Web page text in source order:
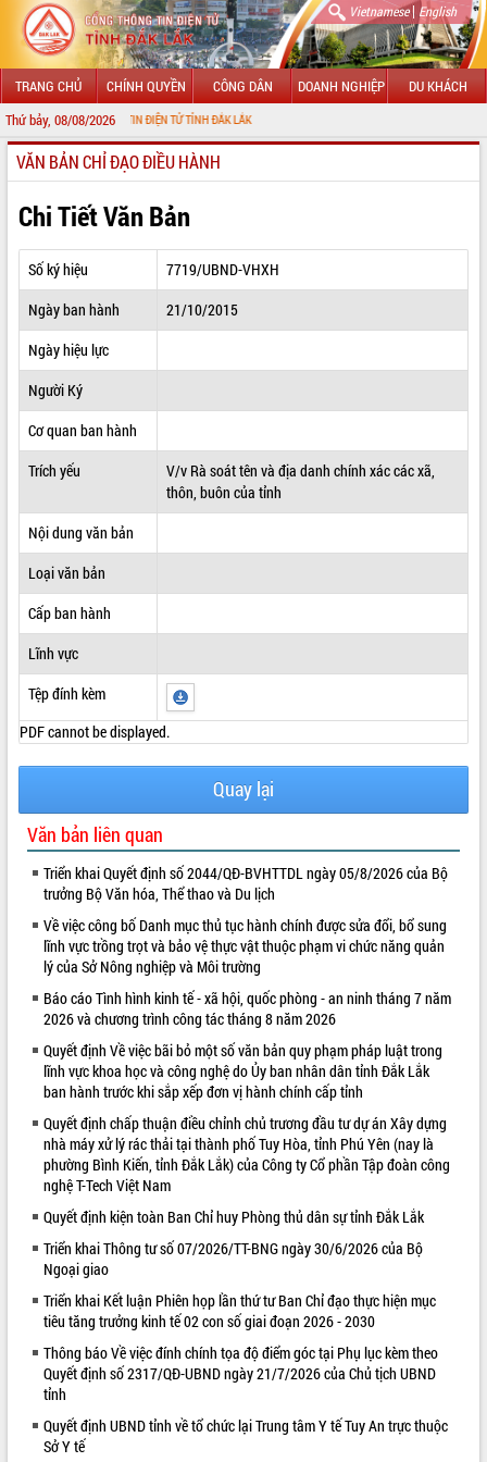
Vietnamese| English
TRANG CHỦ CHÍNH QUYỀN CÔNG DÂN DOANH NGHIỆP DU KHÁCH
Thứ bảy, 08/08/2026
THÔNG TIN ĐIỆN TỬ TỈNH ĐẮK LẮK
GIỚI THIỆU
LÃNH ĐẠO UBND TỈNH
TIN TỨC SỰ KIỆN
SỞ, BAN, NGÀNH
THÔNG TIN CHỈ ĐẠO ĐIỀU HÀNH
HỆ THỐNG VĂN BẢN
VĂN BẢN HĐND TỈNH
ĐIỂM TIN VĂN BẢN
VIDEO
Khám bệnh, cấp phát thuốc miễn phí
và tặng quà người dân xã Cư Pui
Hội nghị UBND tỉnh Đắk Lắk thường kỳ
tháng 7/2026
Lễ truy tặng danh hiệu “Bà Mẹ Việt
Nam Anh hùng” và trao Huân chương
Lao động
UBND tỉnh Đắk Lắk triển khai nhiệm
Kỳ họp thứ Hai, Hội đồng nhân dân
ALBUM ẢNH
VĂN BẢN CHỈ ĐẠO ĐIỀU HÀNH
Chi Tiết Văn Bản
Số ký hiệu
7719/UBND-VHXH
Ngày ban hành
21/10/2015
Ngày hiệu lực
Người Ký
Cơ quan ban hành
Trích yếu
V/v Rà soát tên và địa danh chính xác các xã,
thôn, buôn của tỉnh
Nội dung văn bản
Loại văn bản
Cấp ban hành
Lĩnh vực
Tệp đính kèm
PDF cannot be displayed.
Quay lại
Văn bản liên quan
Triển khai Quyết định số 2044/QĐ-BVHTTDL ngày 05/8/2026 của Bộ
trưởng Bộ Văn hóa, Thể thao và Du lịch
Về việc công bố Danh mục thủ tục hành chính được sửa đổi, bổ sung
lĩnh vực trồng trọt và bảo vệ thực vật thuộc phạm vi chức năng quản
lý của Sở Nông nghiệp và Môi trường
Báo cáo Tình hình kinh tế - xã hội, quốc phòng - an ninh tháng 7 năm
2026 và chương trình công tác tháng 8 năm 2026
Quyết định Về việc bãi bỏ một số văn bản quy phạm pháp luật trong
lĩnh vực khoa học và công nghệ do Ủy ban nhân dân tỉnh Đắk Lắk
ban hành trước khi sắp xếp đơn vị hành chính cấp tỉnh
Quyết định chấp thuận điều chỉnh chủ trương đầu tư dự án Xây dựng
nhà máy xử lý rác thải tại thành phố Tuy Hòa, tỉnh Phú Yên (nay là
phường Bình Kiến, tỉnh Đắk Lắk) của Công ty Cổ phần Tập đoàn công
nghệ T-Tech Việt Nam
Quyết định kiện toàn Ban Chỉ huy Phòng thủ dân sự tỉnh Đắk Lắk
Triển khai Thông tư số 07/2026/TT-BNG ngày 30/6/2026 của Bộ
Ngoại giao
Triển khai Kết luận Phiên họp lần thứ tư Ban Chỉ đạo thực hiện mục
tiêu tăng trưởng kinh tế 02 con số giai đoạn 2026 - 2030
Thông báo Về việc đính chính tọa độ điểm góc tại Phụ lục kèm theo
Quyết định số 2317/QĐ-UBND ngày 21/7/2026 của Chủ tịch UBND
tỉnh
Quyết định UBND tỉnh về tổ chức lại Trung tâm Y tế Tuy An trực thuộc
Sở Y tế